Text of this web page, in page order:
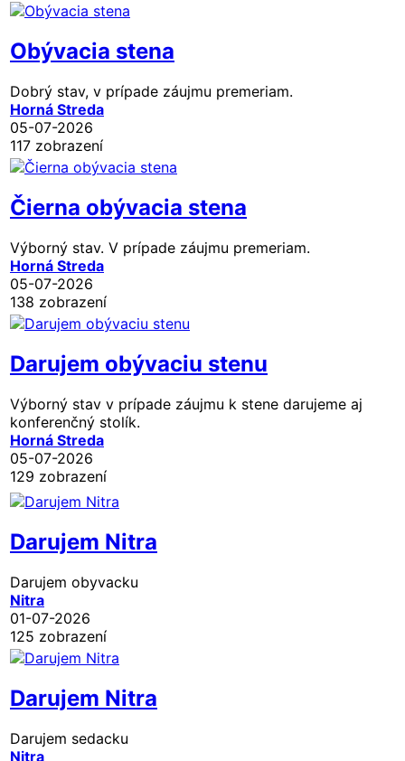
Obývacia stena
Dobrý stav, v prípade záujmu premeriam.
Horná Streda
05-07-2026
117 zobrazení
Čierna obývacia stena
Výborný stav. V prípade záujmu premeriam.
Horná Streda
05-07-2026
138 zobrazení
Darujem obývaciu stenu
Výborný stav v prípade záujmu k stene darujeme aj
konferenčný stolík.
Horná Streda
05-07-2026
129 zobrazení
Darujem Nitra
Darujem obyvacku
Nitra
01-07-2026
125 zobrazení
Darujem Nitra
Darujem sedacku
Nitra